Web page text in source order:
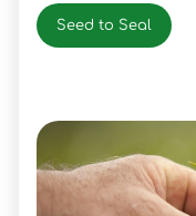
Seed to Seal